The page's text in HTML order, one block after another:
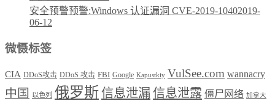
安全预警预警:Windows 认证漏洞 CVE-2019-10402019-
06-12
微慑标签
CIA DDoS攻击 DDoS 攻击 FBI Google Kapustkiy VulSee.com wannacry
中国 以色列 俄罗斯信息泄漏信息泄露 僵尸网络 加拿大